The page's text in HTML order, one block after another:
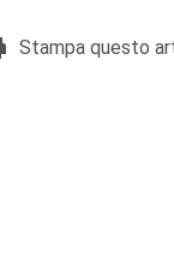
Stampa questo